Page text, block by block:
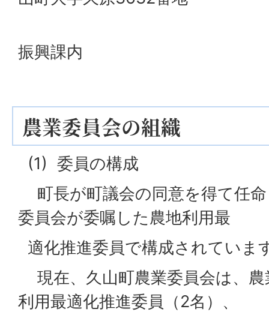
振興課内
農業委員会の組織
(1) 委員の構成
町長が町議会の同意を得て任
委員会が委嘱した農地利用最
適化推進委員で構成されていま
現在、久山町農業委員会は、農
利用最適化推進委員（2名）、